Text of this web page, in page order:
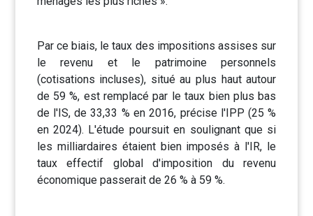
Par ce biais, le taux des impositions assises sur
le revenu et le patrimoine personnels
(cotisations incluses), situé au plus haut autour
de 59 %, est remplacé par le taux bien plus bas
de l'IS, de 33,33 % en 2016, précise l'IPP (25 %
en 2024). L'étude poursuit en soulignant que si
les milliardaires étaient bien imposés à l'IR, le
taux effectif global d'imposition du revenu
économique passerait de 26 % à 59 %.